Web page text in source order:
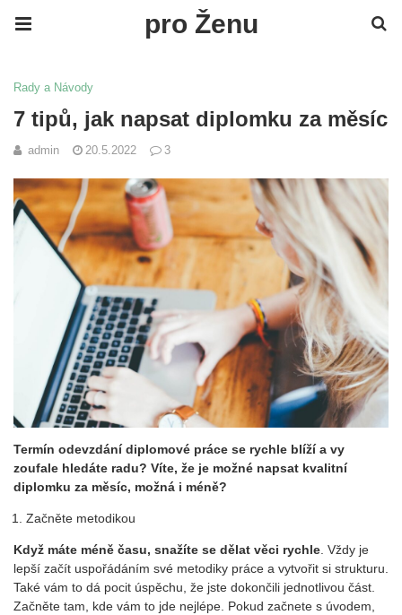
pro Ženu
Rady a Návody
7 tipů, jak napsat diplomku za měsíc
admin 20.5.2022 3
Termín odevzdání diplomové práce se rychle blíží a vy
zoufale hledáte radu? Víte, že je možné napsat kvalitní
diplomku za měsíc, možná i méně?
Začněte metodikou
Když máte méně času, snažíte se dělat věci rychle. Vždy je
lepší začít uspořádáním své metodiky práce a vytvořit si strukturu.
Také vám to dá pocit úspěchu, že jste dokončili jednotlivou část.
Začněte tam, kde vám to jde nejlépe. Pokud začnete s úvodem,